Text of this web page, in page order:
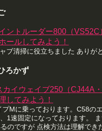
ントルーダー800（
ールしてみよう！
ブ清掃に役立ちました ありが
ろかず
カイウェイブ250（CJ44A
してみよう！
プMに乗っております。C58の
1速固定になっております。
のですが 点検方法は理解でき